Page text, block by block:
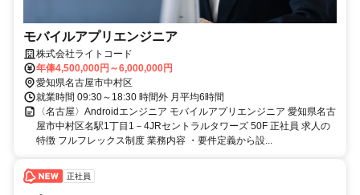
モバイルアプリエンジニア
株式会社ライトコード
年俸4,500,000円～6,000,000円
愛知県名古屋市中村区
就業時間 09:30～18:30 時間外 月平均6時間
〈名古屋〉Androidエンジニア モバイルアプリエンジニア 愛知県名古
屋市中村区名駅1丁目1－4JRセントラルタワーズ 50F 正社員 求人の
特徴 フルフレックス制度 業務内容 ・要件定義から設...
正社員